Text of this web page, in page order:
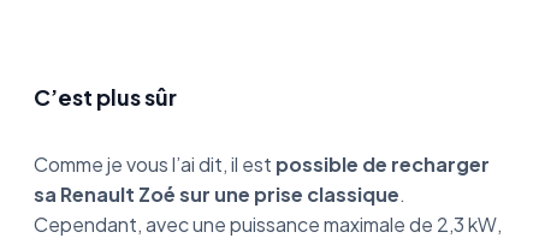
C’est plus sûr
Comme je vous l’ai dit, il est possible de recharger
sa Renault Zoé sur une prise classique.
Cependant, avec une puissance maximale de 2,3 kW,